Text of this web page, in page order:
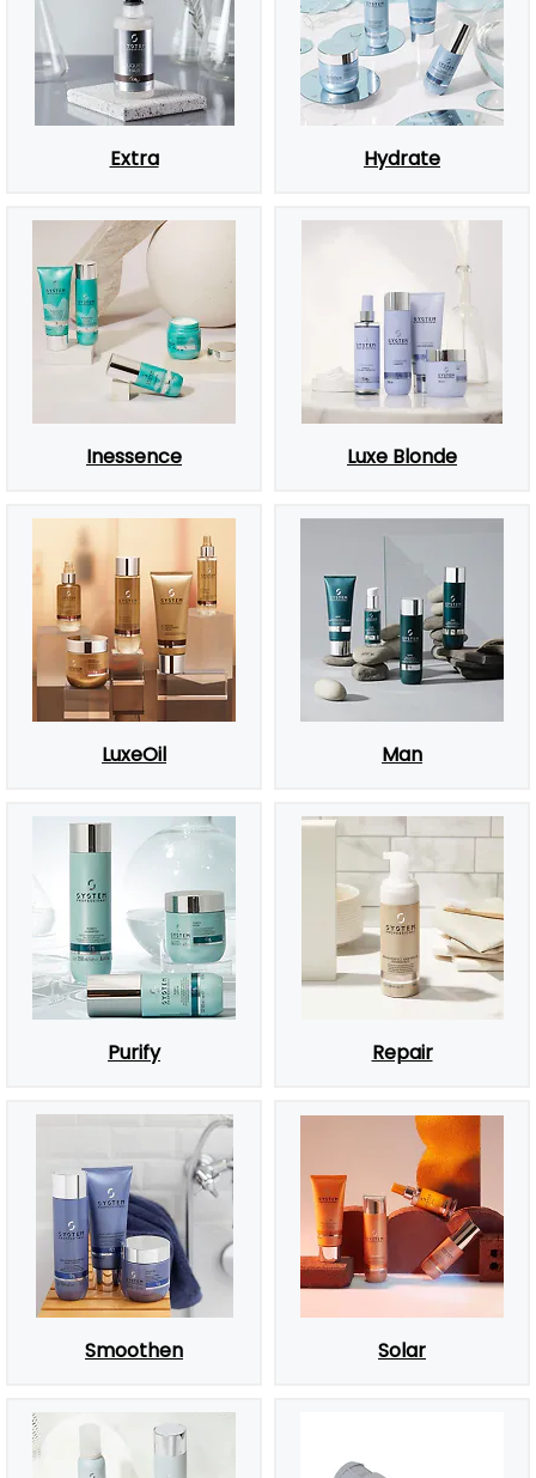
Extra Hydrate
Inessence Luxe Blonde
LuxeOil Man
Purify Repair
Smoothen Solar